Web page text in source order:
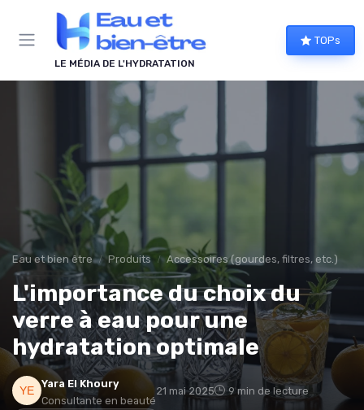
LE MÉDIA DE L'HYDRATATION
TOPs
Eau et bien être Produits Accessoires (gourdes, filtres, etc.)
L'importance du choix du
verre à eau pour une
hydratation optimale
Yara El Khoury
Consultante en beauté
21 mai 2025 9 min de lecture
Panneau de gestion des cookies